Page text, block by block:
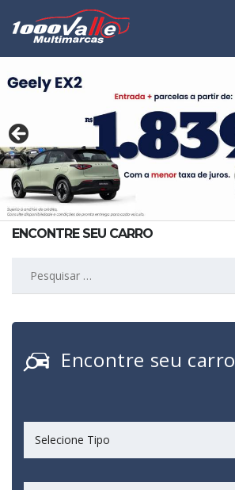
ENCONTRE SEU CARRO
Encontre seu carro
Selecione Tipo